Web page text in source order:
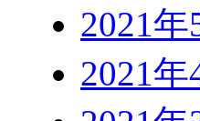
2021年
2021年